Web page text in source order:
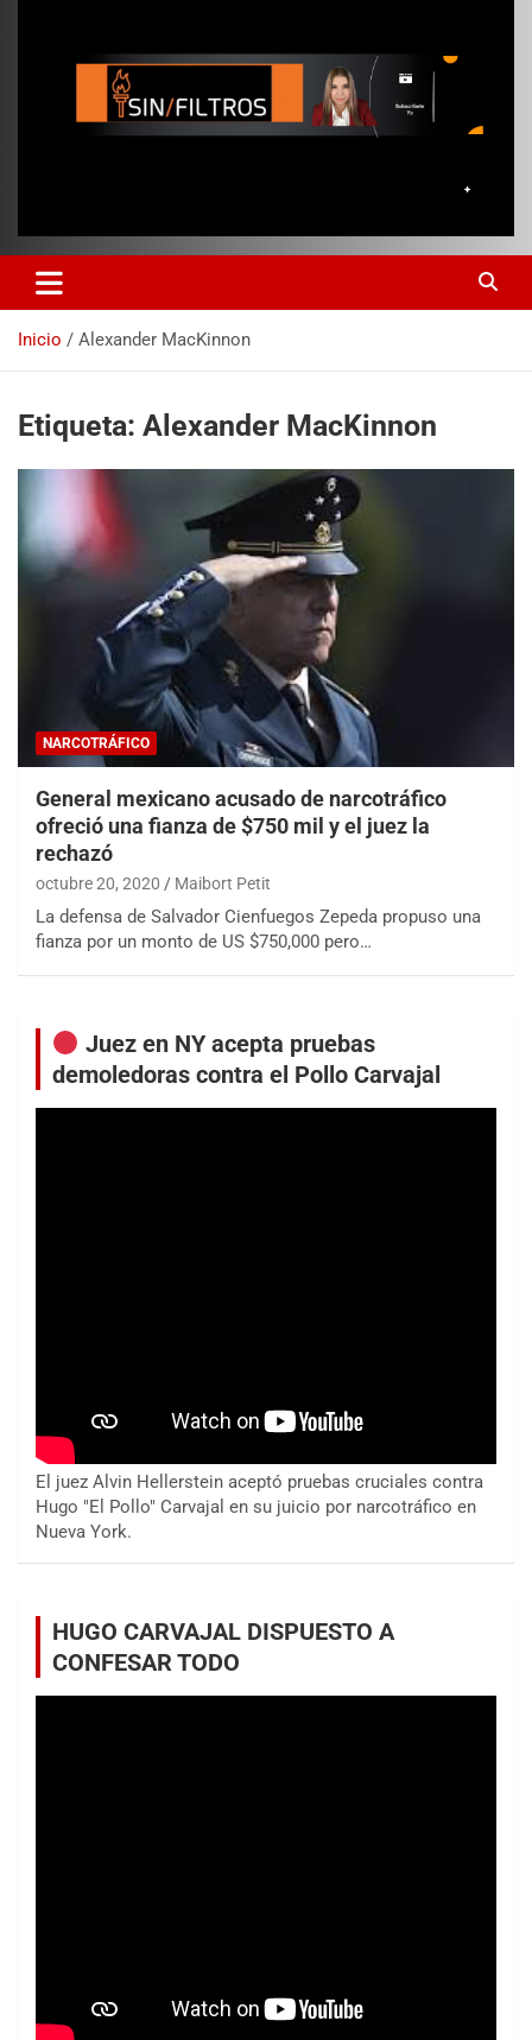
Inicio Alexander MacKinnon
Etiqueta: Alexander MacKinnon
NARCOTRÁFICO
General mexicano acusado de narcotráfico
ofreció una fianza de $750 mil y el juez la
rechazó
octubre 20, 2020 Maibort Petit
La defensa de Salvador Cienfuegos Zepeda propuso una
fianza por un monto de US $750,000 pero…
Juez en NY acepta pruebas
demoledoras contra el Pollo Carvajal
El juez Alvin Hellerstein aceptó pruebas cruciales contra
Hugo "El Pollo" Carvajal en su juicio por narcotráfico en
Nueva York.
HUGO CARVAJAL DISPUESTO A
CONFESAR TODO